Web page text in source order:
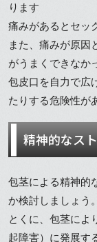
ります
痛みがあるとセッ
また、痛みが原因
がうまくできなか
包皮口を自力で広
たりする危険性が
精神的なス
包茎による精神的
か検討しましょう。
とくに、包茎によ
起障害）に発展す